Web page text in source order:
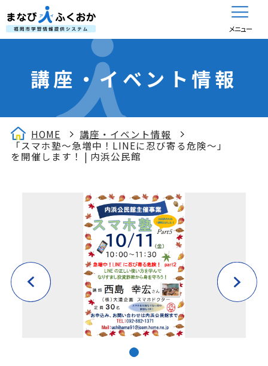
メニュー
講座・イベント情報
HOME
講座・イベント情報
「スマホ塾～急増中！LINEに忍び寄る危険～」
を開催します！ | 内浜公民館